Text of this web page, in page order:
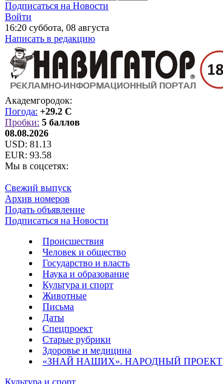
Подписаться на Новости
Войти
16:20 суббота, 08 августа
Написать в редакцию
Академгородок:
Погода: +29.2 C
Пробки: 5 баллов
08.08.2026
USD: 81.13
EUR: 93.58
Мы в соцсетях:
Свежий выпуск
Архив номеров
Подать объявление
Подписаться на Новости
Происшествия
Человек и общество
Государство и власть
Наука и образование
Культура и спорт
Животные
Письма
Даты
Спецпроект
Старые рубрики
Здоровье и медицина
«ЗНАЙ НАШИХ». НАРОДНЫЙ ПРОЕКТ
Культура и спорт